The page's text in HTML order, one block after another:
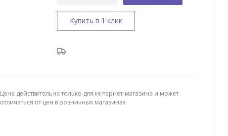
Купить в 1 клик
Цена действительна только для интернет-магазина и может
отличаться от цен в розничных магазинах